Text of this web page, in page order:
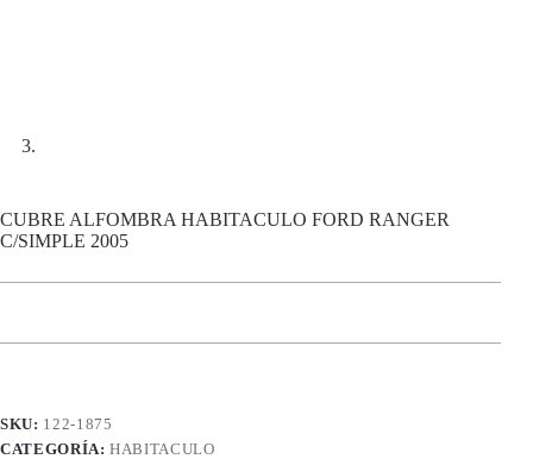
CUBRE ALFOMBRA HABITACULO FORD RANGER
C/SIMPLE 2005
SKU: 122-1875
CATEGORÍA:HABITACULO